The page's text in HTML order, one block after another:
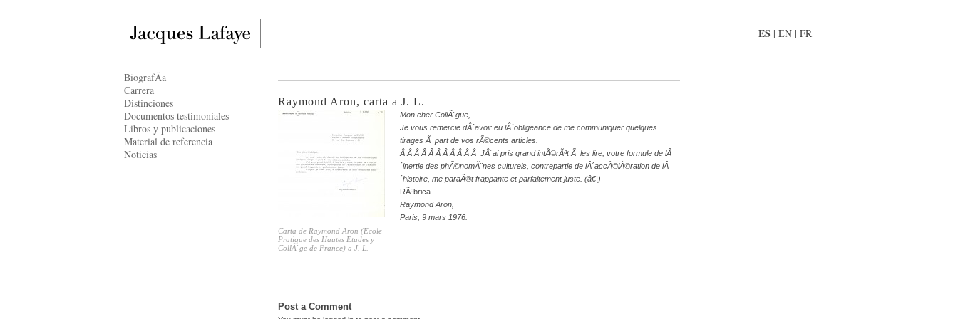
Raymond Aron, carta a J. L.
Carta de Raymond Aron (Ecole
Pratique des Hautes Etudes y
CollÃ¨ge de France) a J. L.
Mon cher CollÃ¨gue,
Je vous remercie dÂ´avoir eu lÂ´obligeance de me communiquer quelques
tirages Ã part de vos rÃ©cents articles.
Â Â Â Â Â Â Â Â Â Â Â JÂ´ai pris grand intÃ©rÃªt Ã les lire; votre formule de lÂ
´inertie des phÃ©nomÃ¨nes culturels, contrepartie de lÂ´accÃ©lÃ©ration de lÂ
´histoire, me paraÃ®t frappante et parfaitement juste. (â€¦)
RÃºbrica
Raymond Aron,
Paris, 9 mars 1976.
Post a Comment
BiografÃ­a
Carrera
Distinciones
Documentos testimoniales
Libros y publicaciones
Material de referencia
Noticias
ES | EN | FR